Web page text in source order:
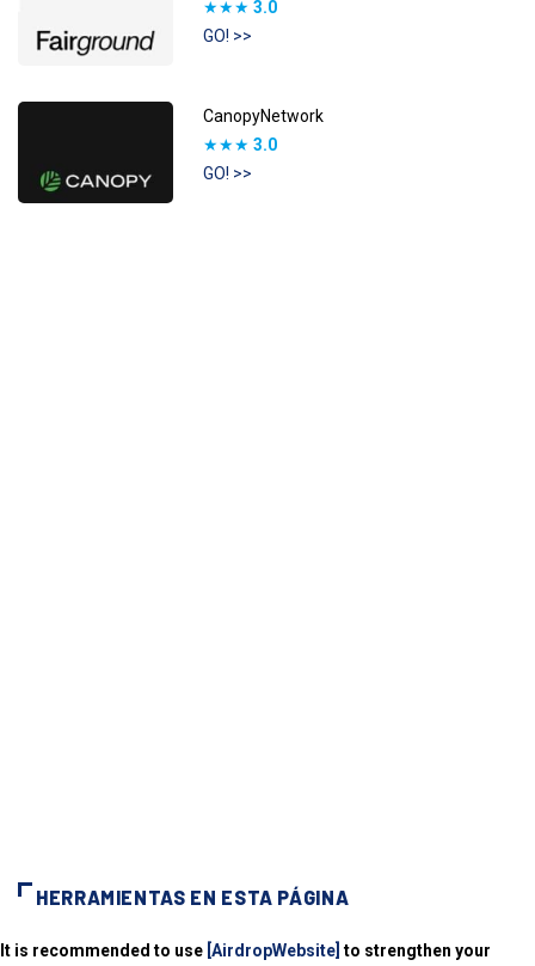
★★★ 3.0
GO! >>
CanopyNetwork
★★★ 3.0
GO! >>
HERRAMIENTAS EN ESTA PÁGINA
It is recommended to use [AirdropWebsite] to strengthen your